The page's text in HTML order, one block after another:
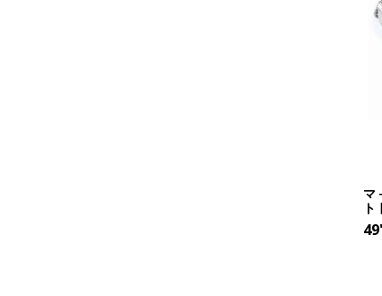
マ